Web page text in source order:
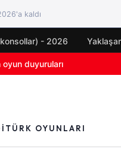
kaldı
- 2026
duyuruları
için çıkış tarihi açıklandı
TÜRK OYUNLARI